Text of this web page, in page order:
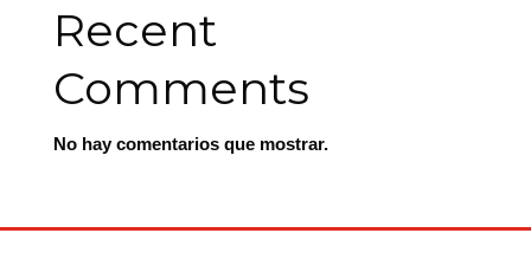
Recent
Comments
No hay comentarios que mostrar.